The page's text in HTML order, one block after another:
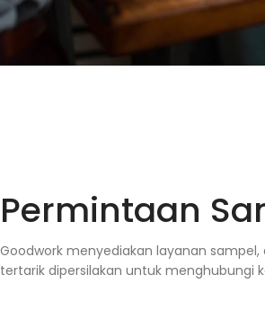
Permintaan
Goodwork menyediakan layanan
tertarik dipersilakan untuk menghubungi